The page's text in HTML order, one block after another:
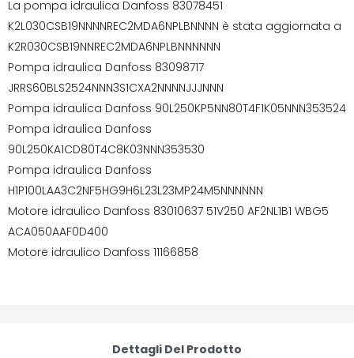
La pompa idraulica Danfoss 83078451
K2L030CSB19NNNNREC2MDA6NPLBNNNN è stata aggiornata a
K2R030CSB19NNREC2MDA6NPLBNNNNNN
Pompa idraulica Danfoss 83098717
JRRS60BLS2524NNN3S1CXA2NNNNJJJNNN
Pompa idraulica Danfoss 90L250KP5NN80T4F1K05NNN353524
Pompa idraulica Danfoss
90L250KA1CD80T4C8K03NNN353530
Pompa idraulica Danfoss
H1P100LAA3C2NF5HG9H6L23L23MP24M5NNNNNN
Motore idraulico Danfoss 83010637 51V250 AF2NL1B1 WBG5
ACA050AAF0D400
Motore idraulico Danfoss 11166858
Dettagli Del Prodotto